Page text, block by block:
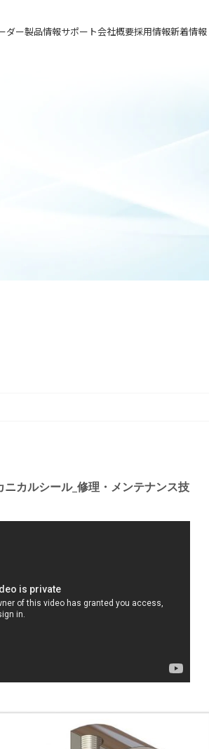
ダー製品情報サポート会社概要採用情報新着情報
ニカルシール_修理・メンテナンス技